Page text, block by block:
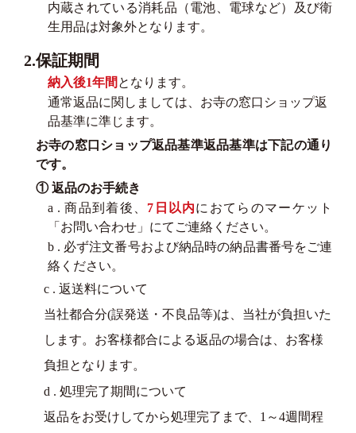
内蔵されている消耗品（電池、電球など）及び衛
生用品は対象外となります。
2.保証期間
納入後1年間 となります。
通常返品に関しましては、お寺の窓口ショップ返
品基準に準じます。
お寺の窓口ショップ返品基準返品基準は下記の通り
です。
① 返品のお手続き
a . 商品到着後、 7日以内におてらのマーケット
「お問い合わせ」にてご連絡ください。
b . 必ず注文番号および納品時の納品書番号をご連
絡ください。
c . 返送料について
当社都合分(誤発送・不良品等)は、当社が負担いた
します。お客様都合による返品の場合は、お客様
負担となります。
d . 処理完了期間について
返品をお受けしてから処理完了まで、1～4週間程